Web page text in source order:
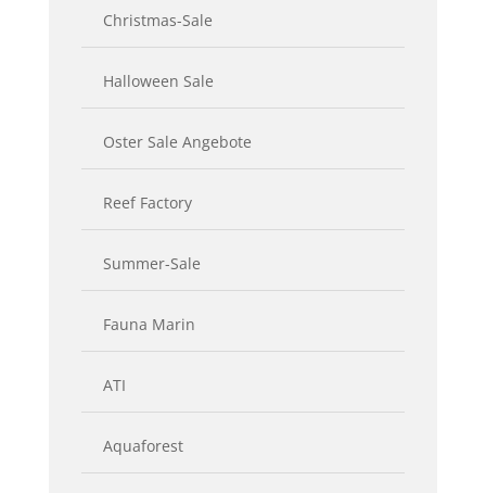
Christmas-Sale
Halloween Sale
Oster Sale Angebote
Reef Factory
Summer-Sale
Fauna Marin
ATI
Aquaforest